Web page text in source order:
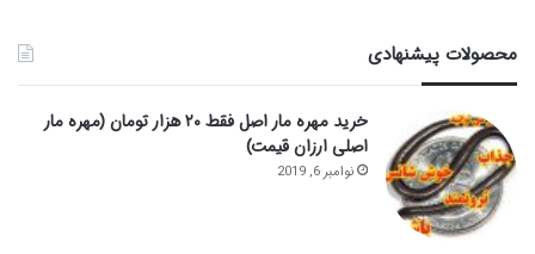
محصولات پیشنهادی
خرید مهره مار اصل فقط ۲۰ هزار تومان (مهره مار
اصلی ارزان قیمت)
نوامبر 6, 2019